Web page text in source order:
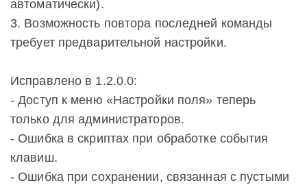
автоматически).
3. Возможность повтора последней команды
требует предварительной настройки.
Исправлено в 1.2.0.0:
- Доступ к меню «Настройки поля» теперь
только для администраторов.
- Ошибка в скриптах при обработке события
клавиш.
- Ошибка при сохранении, связанная с пустыми